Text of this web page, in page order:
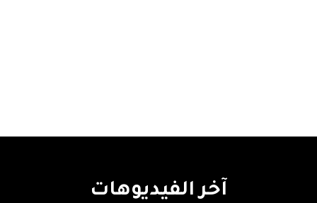
آخر الفيديوهات